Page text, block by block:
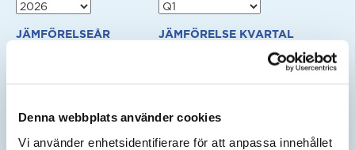
Denna webbplats använder cookies
Vi använder enhetsidentifierare för att anpassa innehållet
JÄMFÖRELSEÅR JÄMFÖRELSE KVARTAL
NYTT KONTRAKTSPRIS EFTER HÖJNING KOMMER ATT